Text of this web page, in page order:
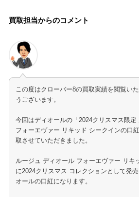
買取担当からのコメント
この度はクローバー8の買取実績を閲覧い
うございます。
今回はディオールの「2024クリスマス限
フォーエヴァー リキッド シークインの口
取させていただきました。
ルージュ ディオール フォーエヴァー リキ
に2024クリスマス コレクションとして発
オールの口紅になります。